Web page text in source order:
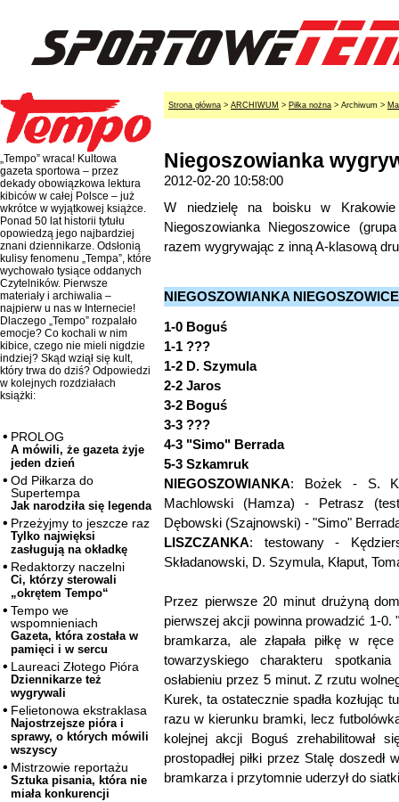
„Tempo” wraca! Kultowa
gazeta sportowa – przez
dekady obowiązkowa lektura
kibiców w całej Polsce – już
wkrótce w wyjątkowej książce.
Ponad 50 lat historii tytułu
opowiedzą jego najbardziej
znani dziennikarze. Odsłonią
kulisy fenomenu „Tempa”, które
wychowało tysiące oddanych
Czytelników. Pierwsze
materiały i archiwalia –
najpierw u nas w Internecie!
Dlaczego „Tempo” rozpalało
emocje? Co kochali w nim
kibice, czego nie mieli nigdzie
indziej? Skąd wziął się kult,
który trwa do dziś? Odpowiedzi
w kolejnych rozdziałach
książki:
PROLOG
A mówili, że gazeta żyje
jeden dzień
Od Piłkarza do
Supertempa
Jak narodziła się legenda
Przeżyjmy to jeszcze raz
Tylko najwięksi
zasługują na okładkę
Redaktorzy naczelni
Ci, którzy sterowali
„okrętem Tempo“
Tempo we
wspomnieniach
Gazeta, która została w
pamięci i w sercu
Laureaci Złotego Pióra
Dziennikarze też
wygrywali
Felietonowa ekstraklasa
Najostrzejsze pióra i
sprawy, o których mówili
wszyscy
Mistrzowie reportażu
Sztuka pisania, która nie
miała konkurencji
Strona główna > ARCHIWUM > Piłka nożna > Archiwum >
Niegoszowianka
2012-02-20 10:58:00
W niedzielę na boisku w
Niegoszowianka Niegoszowice
razem wygrywając z inną A-klasową
NIEGOSZOWIANKA
1-0 Boguś
1-1 ???
1-2 D. Szymula
2-2 Jaros
3-2 Boguś
3-3 ???
4-3 "Simo" Berrada
5-3 Szkamruk
NIEGOSZOWIANKA: Bożek - S.
Machlowski (Hamza) - Petrasz
Dębowski (Szajnowski) - "Simo"
LISZCZANKA: testowany -
Składanowski, D. Szymula, Kłaput,
Przez pierwsze 20 minut drużyną
pierwszej akcji powinna prowadzić 1-0.
bramkarza, ale złapała piłkę w
towarzyskiego charakteru
osłabieniu przez 5 minut. Z rzutu
Kurek, ta ostatecznie spadła kozłując
razu w kierunku bramki, lecz
kolejnej akcji Boguś zrehabilitował
prostopadłej piłki przez Stalę doszedł
bramkarza i przytomnie uderzył do